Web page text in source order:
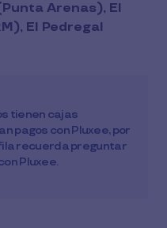
Arenas), El
El Pedregal
tienen cajas
pagos con Pluxee, por
recuerda preguntar
Pluxee.